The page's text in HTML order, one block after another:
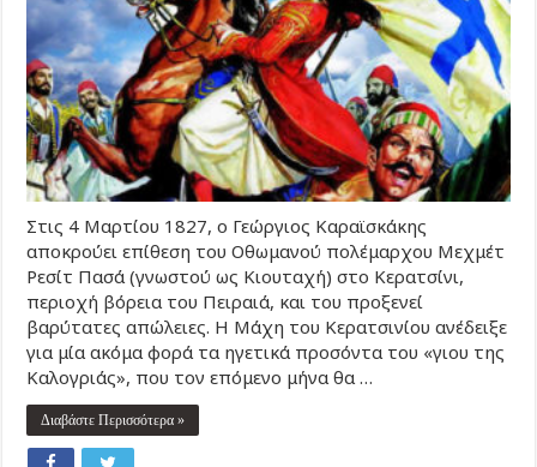
Στις 4 Μαρτίου 1827, ο Γεώργιος Καραϊσκάκης
αποκρούει επίθεση του Οθωμανού πολέμαρχου Μεχμέτ
Ρεσίτ Πασά (γνωστού ως Κιουταχή) στο Κερατσίνι,
περιοχή βόρεια του Πειραιά, και του προξενεί
βαρύτατες απώλειες. Η Μάχη του Κερατσινίου ανέδειξε
για μία ακόμα φορά τα ηγετικά προσόντα του «γιου της
Καλογριάς», που τον επόμενο μήνα θα …
Διαβάστε Περισσότερα »